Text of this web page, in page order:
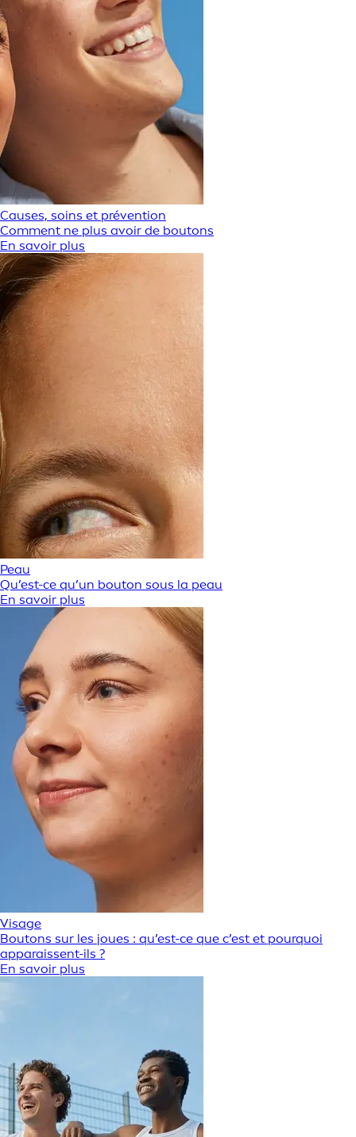
Causes, soins et prévention
Comment ne plus avoir de boutons
En savoir plus
Peau
Qu’est-ce qu’un bouton sous la peau
En savoir plus
Visage
Boutons sur les joues : qu’est-ce que c’est et pourquoi
apparaissent-ils ?
En savoir plus